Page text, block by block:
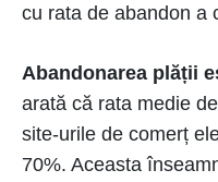
cu rata de abandon a
Abandonarea plății
arată că rata medie
site-urile de comerț
70%. Aceasta